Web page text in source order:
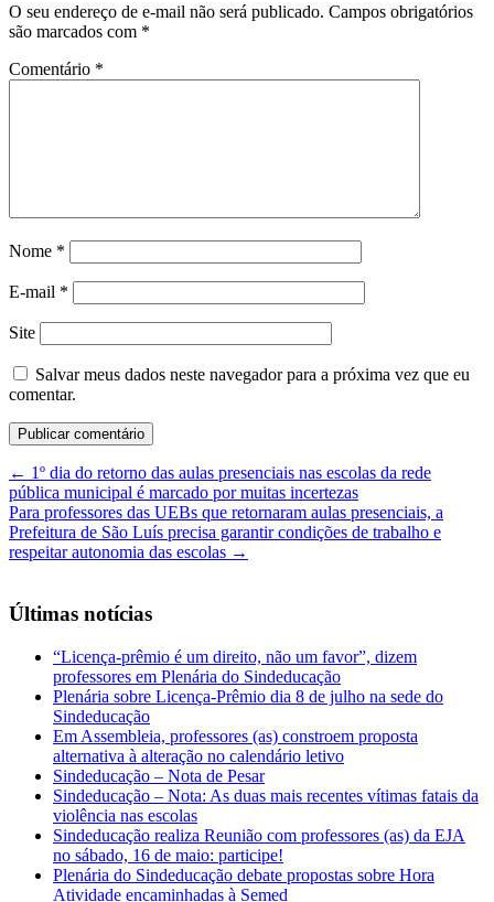
O seu endereço de e-mail não será publicado. Campos obrigatórios
são marcados com *
Comentário *
Nome *
E-mail *
Site
Salvar meus dados neste navegador para a próxima vez que eu
comentar.
← 1º dia do retorno das aulas presenciais nas escolas da rede
pública municipal é marcado por muitas incertezas
Para professores das UEBs que retornaram aulas presenciais, a
Prefeitura de São Luís precisa garantir condições de trabalho e
respeitar autonomia das escolas →
Últimas notícias
“Licença-prêmio é um direito, não um favor”, dizem
professores em Plenária do Sindeducação
Plenária sobre Licença-Prêmio dia 8 de julho na sede do
Sindeducação
Em Assembleia, professores (as) constroem proposta
alternativa à alteração no calendário letivo
Sindeducação – Nota de Pesar
Sindeducação – Nota: As duas mais recentes vítimas fatais da
violência nas escolas
Sindeducação realiza Reunião com professores (as) da EJA
no sábado, 16 de maio: participe!
Plenária do Sindeducação debate propostas sobre Hora
Atividade encaminhadas à Semed